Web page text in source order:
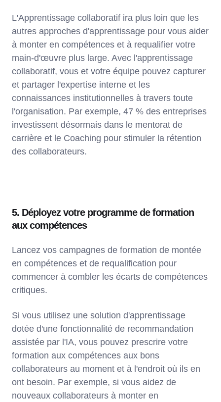
L'Apprentissage collaboratif ira plus loin que les
autres approches d'apprentissage pour vous aider
à monter en compétences et à requalifier votre
main-d'œuvre plus large. Avec l'apprentissage
collaboratif, vous et votre équipe pouvez capturer
et partager l'expertise interne et les
connaissances institutionnelles à travers toute
l'organisation. Par exemple, 47 % des entreprises
investissent désormais dans le mentorat de
carrière et le Coaching pour stimuler la rétention
des collaborateurs.
5. Déployez votre programme de formation
aux compétences
Lancez vos campagnes de formation de montée
en compétences et de requalification pour
commencer à combler les écarts de compétences
critiques.
Si vous utilisez une solution d'apprentissage
dotée d'une fonctionnalité de recommandation
assistée par l'IA, vous pouvez prescrire votre
formation aux compétences aux bons
collaborateurs au moment et à l'endroit où ils en
ont besoin. Par exemple, si vous aidez de
nouveaux collaborateurs à monter en